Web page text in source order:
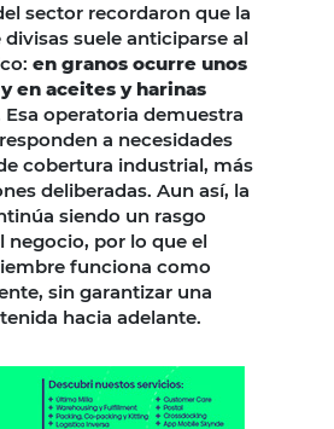
sector recordaron que la
suele anticiparse al
en granos ocurre unos
en aceites y harinas
Esa operatoria demuestra
a necesidades
cobertura industrial, más
deliberadas. Aun así, la
siendo un rasgo
negocio, por lo que el
funciona como
sin garantizar una
hacia adelante.